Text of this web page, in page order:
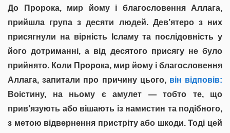
До Пророка, мир йому і благословення Аллага,
прийшла група з десяти людей. Дев’ятеро з них
присягнули на вірність Ісламу та послідовність у
його дотриманні, а від десятого присягу не було
прийнято. Коли Пророка, мир йому і благословення
Аллага, запитали про причину цього,він відповів:
Воістину, на ньому є амулет — тобто те, що
прив’язують або вішають із намистин та подібного,
з метою відвернення пристріту або шкоди. Тоді цей